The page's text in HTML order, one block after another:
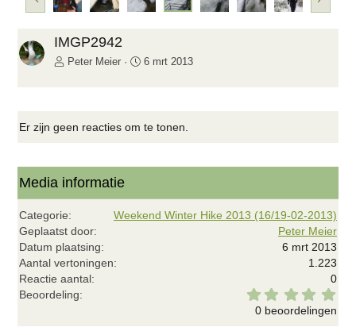
o
i
g
e
o
IMGP2942
Peter Meier 6 mrt 2013
Er zijn geen reacties om te tonen.
Media informatie
Categorie
Weekend Winter Hike 2013 (16/19-02-2013)
Geplaatst door
Peter Meier
Datum plaatsing
6 mrt 2013
Aantal vertoningen
1.223
Reactie aantal
0
Beoordeling
0 beoordelingen